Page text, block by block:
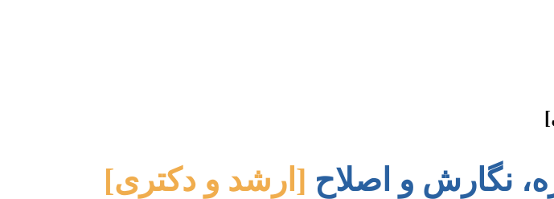
نگارش و اصلاح [ارشد و دکتری]